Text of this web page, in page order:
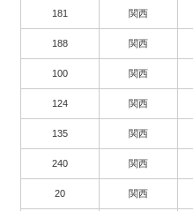
181 関西
188 関西
100 関西
124 関西
135 関西
240 関西
20 関西